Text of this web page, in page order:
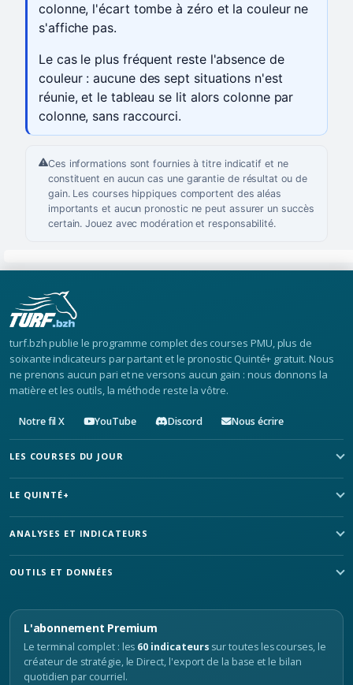
colonne, l'écart tombe à zéro et la couleur ne
s'affiche pas.
Le cas le plus fréquent reste l'absence de
couleur : aucune des sept situations n'est
réunie, et le tableau se lit alors colonne par
colonne, sans raccourci.
Ces informations sont fournies à titre indicatif et ne
constituent en aucun cas une garantie de résultat ou de
gain. Les courses hippiques comportent des aléas
importants et aucun pronostic ne peut assurer un succès
certain. Jouez avec modération et responsabilité.
turf.bzh publie le programme complet des courses PMU, plus de
soixante indicateurs par partant et le pronostic Quinté+ gratuit. Nous
ne prenons aucun pari et ne versons aucun gain : nous donnons la
matière et les outils, la méthode reste la vôtre.
Notre fil X YouTube Discord Nous écrire
LES COURSES DU JOUR
LE QUINTÉ+
ANALYSES ET INDICATEURS
OUTILS ET DONNÉES
L'abonnement Premium
Le terminal complet : les 60 indicateurs sur toutes les courses, le
créateur de stratégie, le Direct, l'export de la base et le bilan
quotidien par courriel.